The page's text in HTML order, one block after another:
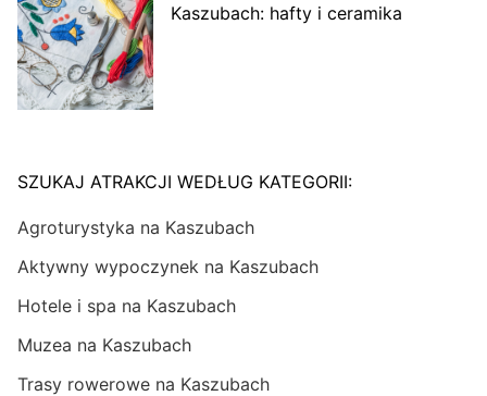
Kaszubach: hafty i ceramika
SZUKAJ ATRAKCJI WEDŁUG KATEGORII:
Agroturystyka na Kaszubach
Aktywny wypoczynek na Kaszubach
Hotele i spa na Kaszubach
Muzea na Kaszubach
Trasy rowerowe na Kaszubach